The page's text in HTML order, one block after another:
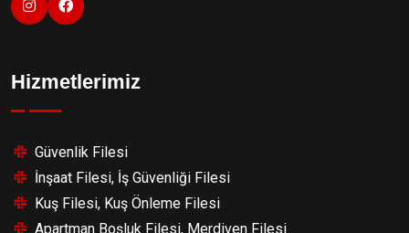
Hizmetlerimiz
Güvenlik Filesi
İnşaat Filesi, İş Güvenliği Filesi
Kuş Filesi, Kuş Önleme Filesi
Apartman Boşluk Filesi, Merdiven Filesi